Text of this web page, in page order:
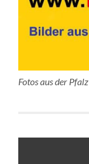
Fotos aus der Pfalz